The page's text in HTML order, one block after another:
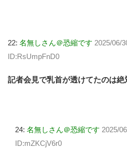
22: 名無しさん＠恐縮です 2025/06/
ID:RsUmpFnD0
記者会見で乳首が透けてたのは絶
24: 名無しさん＠恐縮です 2025/
ID:mZKCjV6r0